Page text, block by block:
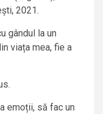
2021.
gândul la un
viața mea, fie a
emoții, să fac un